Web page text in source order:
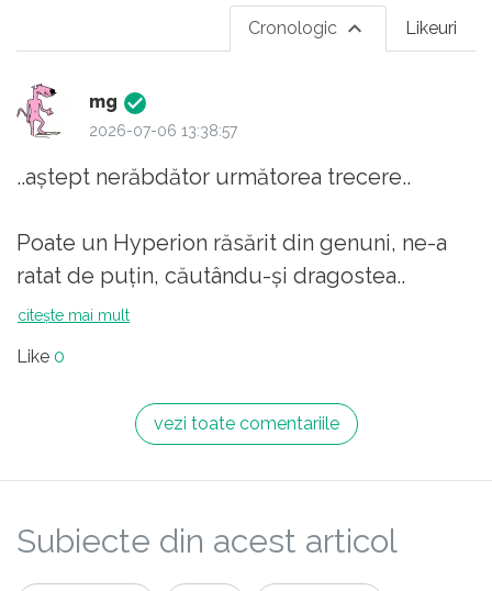
Likeuri
Cronologic
mg
2026-07-06 13:38:57
..aștept nerăbdător următorea trecere..
Poate un Hyperion răsărit din genuni, ne-a
ratat de puțin, căutându-și dragostea..
- Ce-ti pasă ție, chip de lut,
Dac-oi fi eu sau altul ?
norocul vă petrece.."
citește mai mult
Like 0
vezi toate comentariile
Subiecte din acest articol